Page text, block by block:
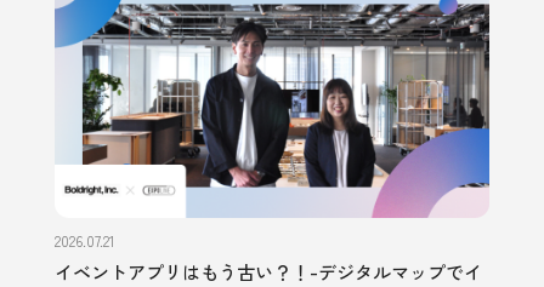
2026.07.21
イベントアプリはもう古い？！-デジタルマップでイ